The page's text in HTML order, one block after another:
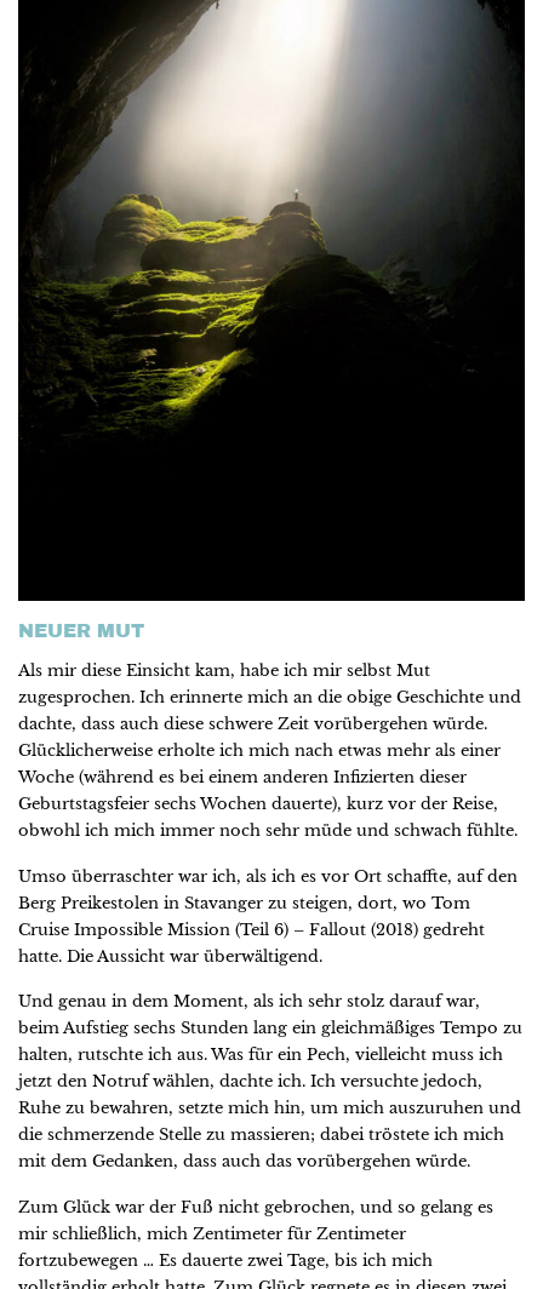
NEUER MUT
Als mir diese Einsicht kam, habe ich mir selbst Mut
zugesprochen. Ich erinnerte mich an die obige Geschichte und
dachte, dass auch diese schwere Zeit vorübergehen würde.
Glücklicherweise erholte ich mich nach etwas mehr als einer
Woche (während es bei einem anderen Infizierten dieser
Geburtstagsfeier sechs Wochen dauerte), kurz vor der Reise,
obwohl ich mich immer noch sehr müde und schwach fühlte.
Umso überraschter war ich, als ich es vor Ort schaffte, auf den
Berg Preikestolen in Stavanger zu steigen, dort, wo Tom
Cruise Impossible Mission (Teil 6) – Fallout (2018) gedreht
hatte. Die Aussicht war überwältigend.
Und genau in dem Moment, als ich sehr stolz darauf war,
beim Aufstieg sechs Stunden lang ein gleichmäßiges Tempo zu
halten, rutschte ich aus. Was für ein Pech, vielleicht muss ich
jetzt den Notruf wählen, dachte ich. Ich versuchte jedoch,
Ruhe zu bewahren, setzte mich hin, um mich auszuruhen und
die schmerzende Stelle zu massieren; dabei tröstete ich mich
mit dem Gedanken, dass auch das vorübergehen würde.
Zum Glück war der Fuß nicht gebrochen, und so gelang es
mir schließlich, mich Zentimeter für Zentimeter
fortzubewegen … Es dauerte zwei Tage, bis ich mich